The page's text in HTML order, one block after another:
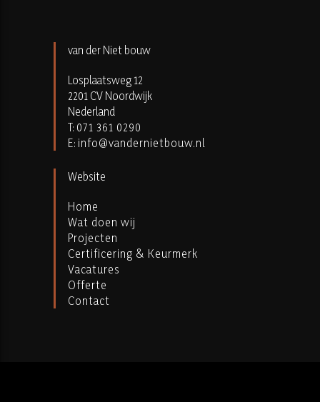
van der Niet bouw
Losplaatsweg 12
2201 CV Noordwijk
Nederland
T: 071 361 0290
E: info@vandernietbouw.nl
Website
Home
Wat doen wij
Projecten
Certificering & Keurmerk
Vacatures
Offerte
Contact